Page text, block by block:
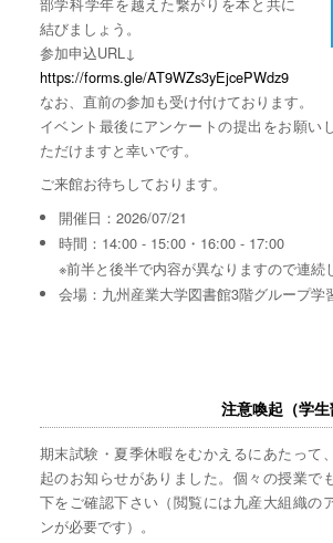
部学科学年を越えた繋がりを本と共に
結びましょう。
参加申込URL↓
https://forms.gle/AT9WZs3yEjcePWdz9
なお、直前の参加も受け付けております。
イベント最後にアンケートの提出をお願い
ただけますと幸いです。
ご来館お待ちしております。
開催日：2026/07/21
時間：14:00 - 15:00・16:00 - 17:00
※前半と後半で内容が異なりますので連続
会場：九州産業大学図書館3階グループ学
注意喚起（学
期末試験・夏季休暇をむかえるにあたって
起のお知らせがありました。個々の授業で
下をご確認下さい（閲覧には九産大組織の
ンが必要です）。